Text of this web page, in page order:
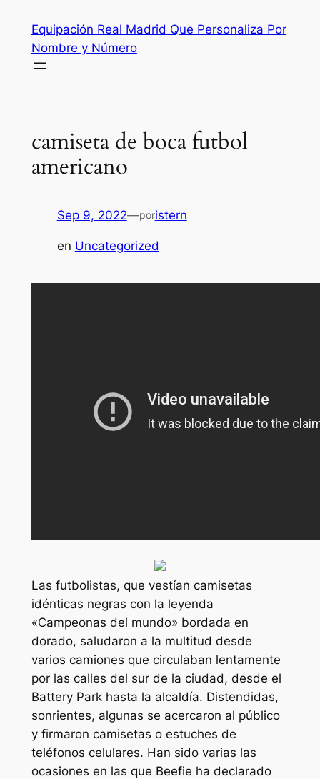
contenido
Equipación Real Madrid Que Personaliza Por
Nombre y Número
camiseta de boca futbol
americano
Sep 9, 2022—poristern
en Uncategorized
Las futbolistas, que vestían camisetas
idénticas negras con la leyenda
«Campeonas del mundo» bordada en
dorado, saludaron a la multitud desde
varios camiones que circulaban lentamente
por las calles del sur de la ciudad, desde el
Battery Park hasta la alcaldía. Distendidas,
sonrientes, algunas se acercaron al público
y firmaron camisetas o estuches de
teléfonos celulares. Han sido varias las
ocasiones en las que Beefie ha declarado